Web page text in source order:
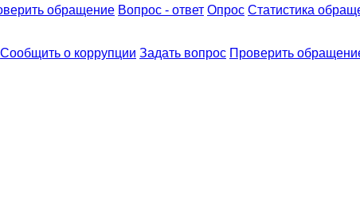
обращение Вопрос - ответ Опрос Статистика
Сообщить о коррупции Задать вопрос Проверить